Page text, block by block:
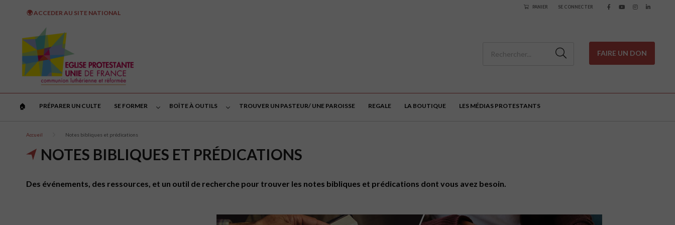
🌍 ACCEDER AU SITE NATIONAL
PANIER SE CONNECTER
FAIRE UN DON
🏠︎ PRÉPARER UN CULTE SE FORMER BOÎTE À OUTILS TROUVER UN PASTEUR/ UNE PAROISSE REGALE LA BOUTIQUE LES MÉDIAS PROTESTANTS
Accueil Notes bibliques et prédications
NOTES BIBLIQUES ET PRÉDICATIONS
Des événements, des ressources, et un outil de recherche pour trouver les notes bibliques et prédications dont vous avez besoin.